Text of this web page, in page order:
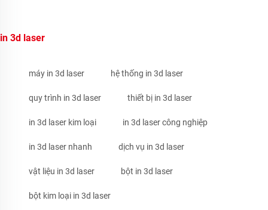
in 3d laser
máy in 3d laser hệ thống in 3d laser
quy trình in 3d laser thiết bị in 3d laser
in 3d laser kim loại in 3d laser công nghiệp
in 3d laser nhanh dịch vụ in 3d laser
vật liệu in 3d laser bột in 3d laser
bột kim loại in 3d laser